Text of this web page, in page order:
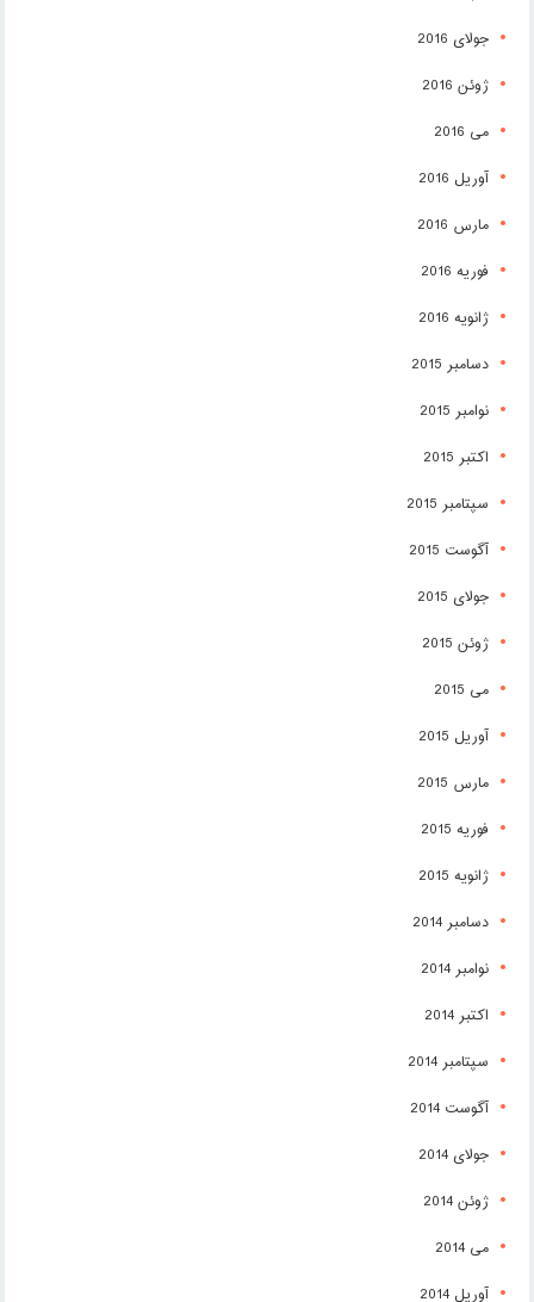
جولای 2016
ژوئن 2016
می 2016
آوریل 2016
مارس 2016
فوریه 2016
ژانویه 2016
دسامبر 2015
نوامبر 2015
اکتبر 2015
سپتامبر 2015
آگوست 2015
جولای 2015
ژوئن 2015
می 2015
آوریل 2015
مارس 2015
فوریه 2015
ژانویه 2015
دسامبر 2014
نوامبر 2014
اکتبر 2014
سپتامبر 2014
آگوست 2014
جولای 2014
ژوئن 2014
می 2014
آوریل 2014